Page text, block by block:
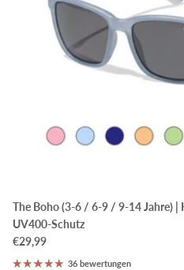
The Boho (3-6 / 6-9 / 9-14 Jahre)
UV400-Schutz
€29,99
36 bewertungen